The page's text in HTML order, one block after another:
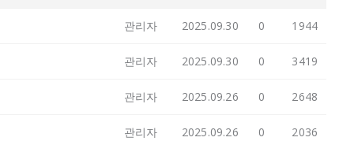
관리자 2025.09.30 0 1944
관리자 2025.09.30 0 3419
관리자 2025.09.26 0 2648
관리자 2025.09.26 0 2036